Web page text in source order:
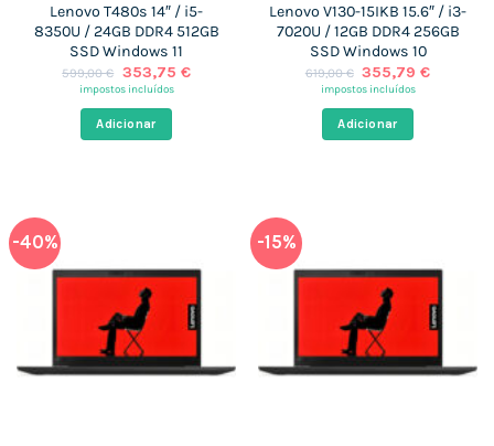
Lenovo T480s 14″ / i5-
8350U / 24GB DDR4 512GB
SSD Windows 11
599,00€ O
preço
era:
599,00 €.
353,75 €O
impostos incluídos
Adicionar
Lenovo V130-15IKB 15.6″ / i3-
7020U / 12GB DDR4 256GB
SSD Windows 10
619,00€ O
preço
era:
619,00 €.
355,79€O
impostos incluídos
Adicionar
-40% -15%